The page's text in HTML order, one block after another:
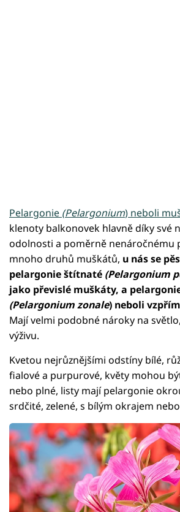
Pelargonie (Pelargonium) neboli
klenoty balkonovek hlavně díky své
odolnosti a poměrně nenáročnému
mnoho druhů muškátů, u nás se
pelargonie štítnaté (Pelargonium
jako převislé muškáty, a
(Pelargonium zonale) neboli
Mají velmi podobné nároky na
výživu.
Kvetou nejrůznějšími odstíny bílé,
fialové a purpurové, květy mohou
nebo plné, listy mají pelargonie
srdčité, zelené, s bílým okrajem